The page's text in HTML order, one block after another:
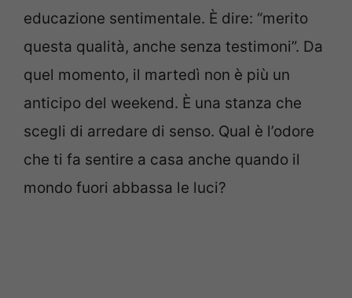
educazione sentimentale. È dire: “merito
questa qualità, anche senza testimoni”. Da
quel momento, il martedì non è più un
anticipo del weekend. È una stanza che
scegli di arredare di senso. Qual è l’odore
che ti fa sentire a casa anche quando il
mondo fuori abbassa le luci?